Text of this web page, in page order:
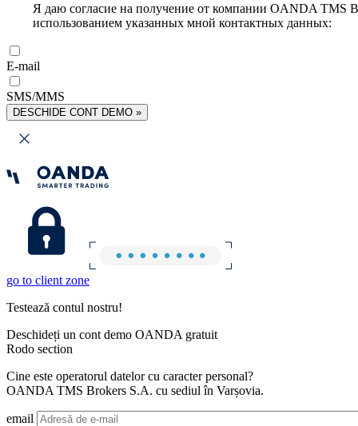
Я даю согласие на получение от компании OANDA TMS
использованием указанных мной контактных данных:
E-mail
SMS/MMS
DESCHIDE CONT DEMO »
go to client zone
Testează contul nostru!
Deschideți un cont demo OANDA gratuit
Rodo section
Cine este operatorul datelor cu caracter personal?
OANDA TMS Brokers S.A. cu sediul în Varșovia.
email